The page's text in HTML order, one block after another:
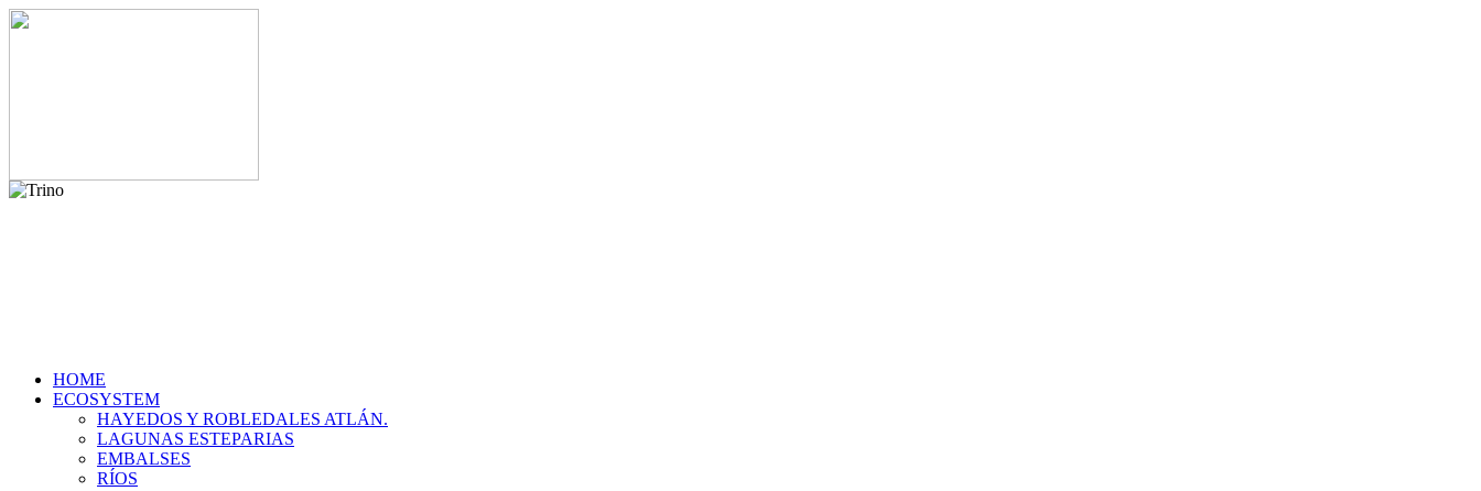
HOME
ECOSYSTEM
HAYEDOS Y ROBLEDALES ATLÁN.
LAGUNAS ESTEPARIAS
EMBALSES
RÍOS